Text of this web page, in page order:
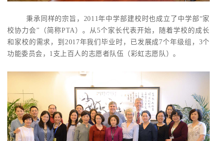
秉承同样的宗旨，2011年中学部建校时也成立了中学部“家
校协力会”（简称PTA）。从5个家长代表开始，随着学校的成长
和家校的需求，到2017年我们毕业时，已发展成7个年级组，3个
功能委员会，1支上百人的志愿者队伍（彩虹志愿队）。